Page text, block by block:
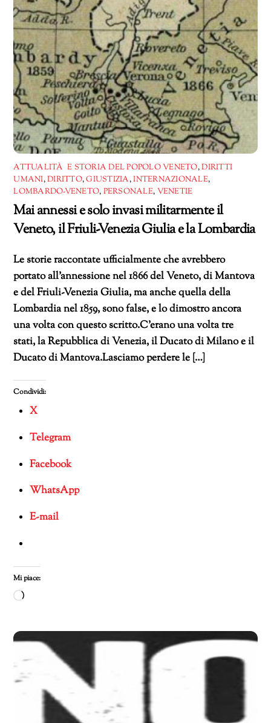
ATTUALITÀ E STORIA DEL POPOLO VENETO,DIRITTI
UMANI,DIRITTO,GIUSTIZIA,INTERNAZIONALE,
LOMBARDO-VENETO, PERSONALE, VENETIE
Mai annessi e solo invasi militarmente il
Veneto, il Friuli-Venezia Giulia e la Lombardia
Le storie raccontate ufficialmente che avrebbero
portato all’annessione nel 1866 del Veneto, di Mantova
e del Friuli-Venezia Giulia, ma anche quella della
Lombardia nel 1859, sono false, e lo dimostro ancora
una volta con questo scritto.C’erano una volta tre
stati, la Repubblica di Venezia, il Ducato di Milano e il
Ducato di Mantova.Lasciamo perdere le […]
Condividi:
X
Telegram
Facebook
WhatsApp
E-mail
Mi piace:
Caricamento
corso…